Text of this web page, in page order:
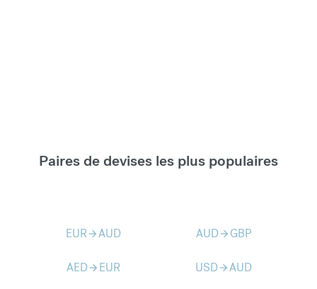
Paires de devises les plus populaires
EURarrow_forwardAUD AUDarrow_forward GBP
AEDarrow_forward EUR USDarrow_forwardAUD